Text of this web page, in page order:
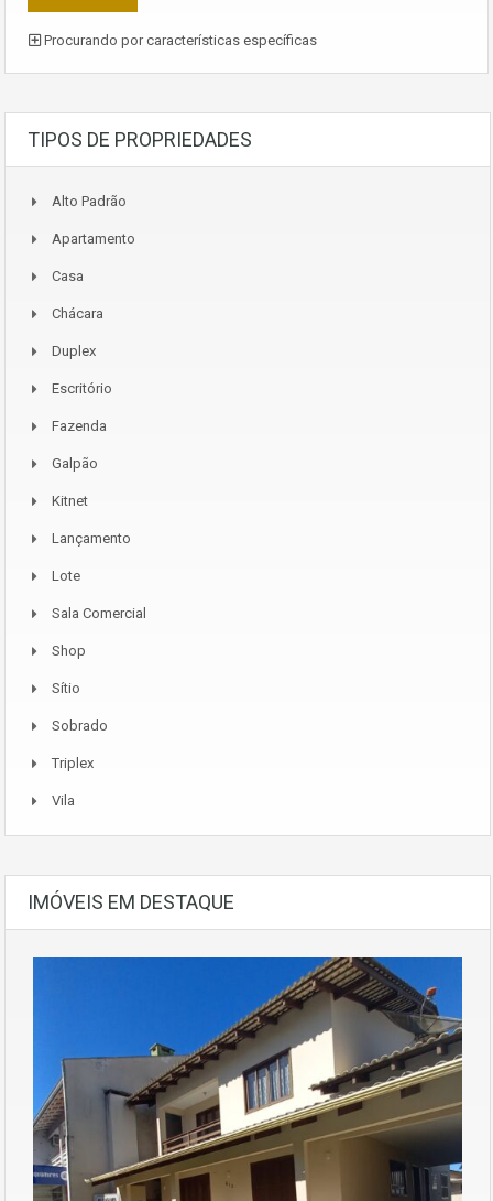
Procurando por características específicas
TIPOS DE PROPRIEDADES
Alto Padrão
Apartamento
Casa
Chácara
Duplex
Escritório
Fazenda
Galpão
Kitnet
Lançamento
Lote
Sala Comercial
Shop
Sítio
Sobrado
Triplex
Vila
IMÓVEIS EM DESTAQUE